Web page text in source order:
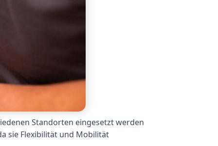
Standorten eingesetzt werden
sie Flexibilität und Mobilität